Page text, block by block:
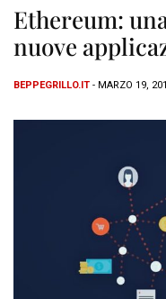
Ethereum:
nuove
BEPPEGRILLO.IT - MARZO 19,